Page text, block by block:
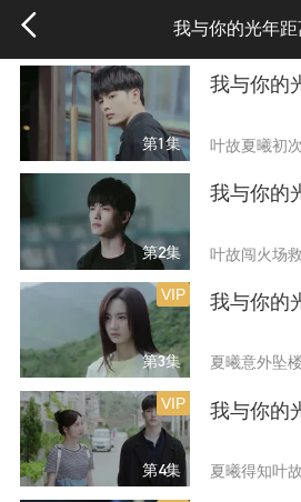
我与你的光年距
第1集
我与你的
叶故夏曦初
第2集
我与你的
叶故闯火场
第3集
VIP 我与你的
夏曦意外坠楼
第4集
VIP 我与你的
夏曦得知叶